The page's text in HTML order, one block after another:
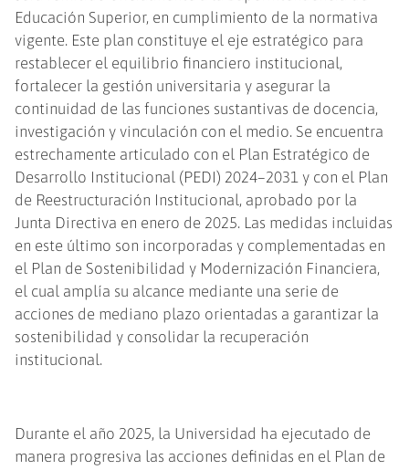
Educación Superior, en cumplimiento de la normativa
vigente. Este plan constituye el eje estratégico para
restablecer el equilibrio financiero institucional,
fortalecer la gestión universitaria y asegurar la
continuidad de las funciones sustantivas de docencia,
investigación y vinculación con el medio. Se encuentra
estrechamente articulado con el Plan Estratégico de
Desarrollo Institucional (PEDI) 2024–2031 y con el Plan
de Reestructuración Institucional, aprobado por la
Junta Directiva en enero de 2025. Las medidas incluidas
en este último son incorporadas y complementadas en
el Plan de Sostenibilidad y Modernización Financiera,
el cual amplía su alcance mediante una serie de
acciones de mediano plazo orientadas a garantizar la
sostenibilidad y consolidar la recuperación
institucional.
Durante el año 2025, la Universidad ha ejecutado de
manera progresiva las acciones definidas en el Plan de